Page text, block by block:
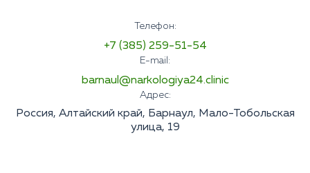
Телефон:
+7 (385) 259-51-54
E-mail:
barnaul@narkologiya24.clinic
Адрес:
Россия, Алтайский край, Барнаул, Мало-Тобольская
улица, 19